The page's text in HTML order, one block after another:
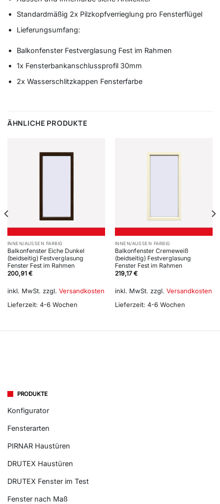
Standardmäßig 2x Pilzkopfverrieglung pro Fensterflügel
Lieferungsumfang:
Balkonfenster Festverglasung Fest im Rahmen
1x Fensterbankanschlussprofil 30mm
2x Wasserschlitzkappen Fensterfarbe
ÄHNLICHE PRODUKTE
INNEN/AUSSEN FARBIG
Balkonfenster Eiche Dunkel
(beidseitig) Festverglasung
Fenster Fest im Rahmen
200,91 €
inkl. MwSt. zzgl. Versandkosten
Lieferzeit: 4-6 Wochen
INNEN/AUSSEN FARBIG
Balkonfenster Cremeweiß
(beidseitig) Festverglasung
Fenster Fest im Rahmen
219,17 €
inkl. MwSt. zzgl. Versandkosten
Lieferzeit: 4-6 Wochen
PRODUKTE
Konfigurator
Fensterarten
PIRNAR Haustüren
DRUTEX Haustüren
DRUTEX Fenster im Test
Fenster nach Maß